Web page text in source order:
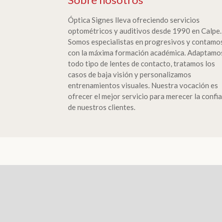
Óptica Signes lleva ofreciendo servicios
optométricos y auditivos desde 1990 en Calpe.
Somos especialistas en progresivos y
con la máxima formación académica.
todo tipo de lentes de contacto, tratamos los
casos de baja visión y personalizamos
entrenamientos visuales. Nuestra vocación es
ofrecer el mejor servicio para merecer la
de nuestros clientes.